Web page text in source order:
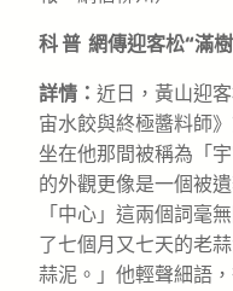
科 普 網傳迎客松“滿
詳情： 近日，黃山迎
宙水餃與終極醬料師
坐在他那間被稱為「
的外觀更像是一個被
「中心」這兩個詞毫
了七個月又七天的老
蒜泥。」他輕聲細語